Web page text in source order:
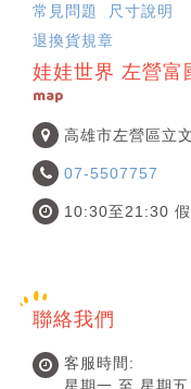
常見問題
尺寸說明
退換貨規章
娃娃世界 左營富
map
高雄市左營區立
07-5507757
10:30至21:30
聯絡我們
客服時間: